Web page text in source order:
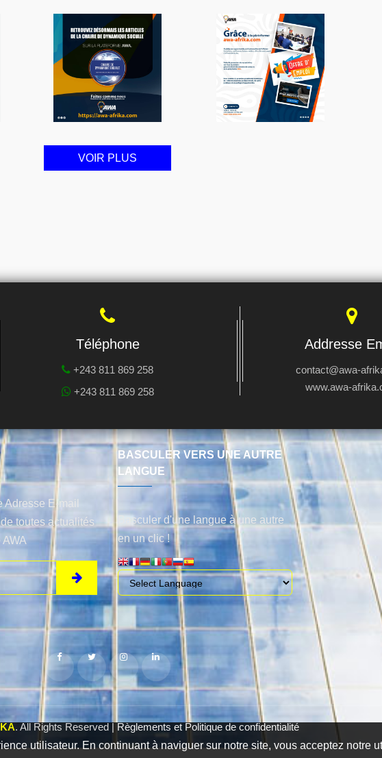
VOIR PLUS
utilisateur. En continuant à naviguer sur notre site, vous acceptez notre
Téléphone
+243 811 869 258
+243 811 869 258
Addresse
contact@awa-
www.awa-
Adresse E-mail
toutes actualités
AWA
BASCULER VERS UNE AUTRE
LANGUE
Basculer d'une langue à une autre
en un clic !
. All Rights Reserved | Règlements et Politique de confidentialité